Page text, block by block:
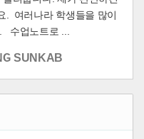
. 여러나라 학생들을 많이
수업노트로 ...
SUNKAB